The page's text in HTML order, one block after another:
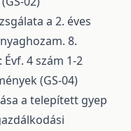
a 2. éves
8.
4 szám 1-2
(GS-04)
a telepített gyep